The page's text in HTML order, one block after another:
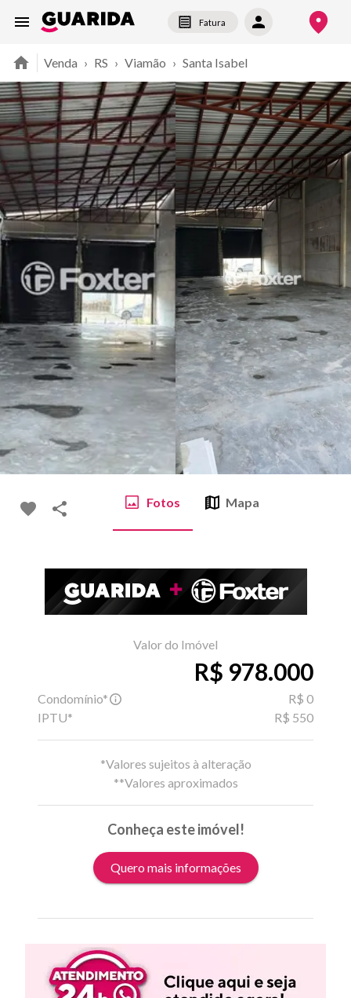
Fatura
Venda › RS › Viamão › Santa Isabel
Fotos Mapa
Valor do Imóvel
R$ 978.000
Condomínio*
R$ 0
IPTU*
R$ 550
*Valores sujeitos à alteração
**Valores aproximados
Conheça este imóvel!
Quero mais informações